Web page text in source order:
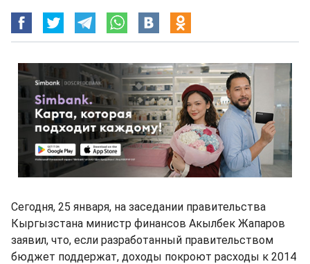
Сегодня, 25 января, на заседании правительства
Кыргызстана министр финансов Акылбек Жапаров
заявил, что, если разработанный правительством
бюджет поддержат, доходы покроют расходы к 2014